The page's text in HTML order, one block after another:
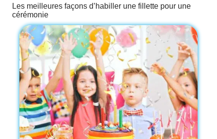
Les meilleures façons d’habiller une fillette pour une
cérémonie